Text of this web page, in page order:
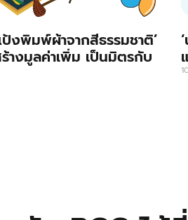
งพิมพ์ผ้าจากสีธรรมชาติ’
งมูลค่าเพิ่ม เป็นมิตรกับ